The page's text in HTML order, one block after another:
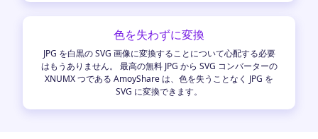
色を失わずに変換
JPG を白黒の SVG 画像に変換することについて心配する必要
はもうありません。 最高の無料 JPG から SVG コンバーターの
XNUMX つである AmoyShare は、色を失うことなく JPG を
SVG に変換できます。